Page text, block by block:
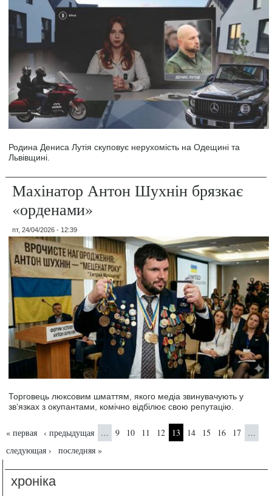
Родина Дениса Лутія скуповує нерухомість на Одещині та
Львівщині.
Махінатор Антон Шухнін брязкає
«орденами»
пт, 24/04/2026 - 12:39
Торговець люксовим шматтям, якого медіа звинувачують у
зв’язках з окупантами, комічно відбілює свою репутацію.
Страницы
« первая ‹ предыдущая … 9 10 11 12 13 14 15 16 17 …
следующая › последняя »
хроніка